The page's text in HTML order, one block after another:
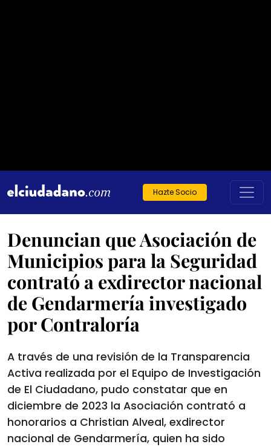
Hazte Socio
Denuncian que Asociación de
Municipios para la Seguridad
contrató a exdirector nacional
de Gendarmería investigado
por Contraloría
A través de una revisión de la Transparencia
Activa realizada por el Equipo de Investigación
de El Ciudadano, pudo constatar que en
diciembre de 2023 la Asociación contrató a
honorarios a Christian Alveal, exdirector
nacional de Gendarmería, quien ha sido